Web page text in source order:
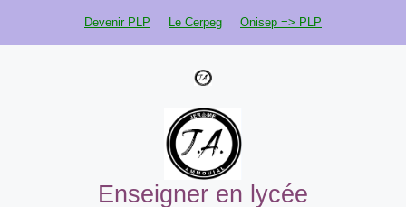
Devenir PLP Le Cerpeg Onisep => PLP
Enseigner en lycée